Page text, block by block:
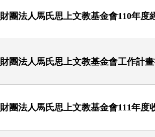
財團法人馬氏思上文教基金會110年度
財團法人馬氏思上文教基金會工作計
財團法人馬氏思上文教基金會111年度